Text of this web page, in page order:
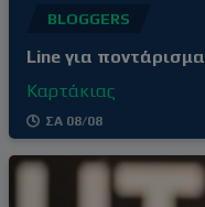
BLOGGERS
Line για ποντάρισμα
Καρτάκιας
ΣΑ 08/08